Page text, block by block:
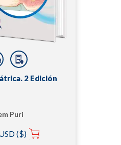
2 Edición
Puri
($)